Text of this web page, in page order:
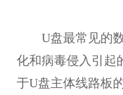
U盘最常见的数
化和病毒侵入引起
于U盘主体线路板